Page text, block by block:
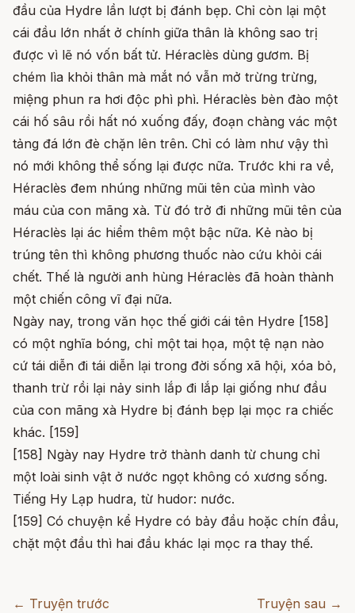
đầu của Hydre lần lượt bị đánh bẹp. Chỉ còn lại một
cái đầu lớn nhất ở chính giữa thân là không sao trị
được vì lẽ nó vốn bất tử. Héraclès dùng gươm. Bị
chém lìa khỏi thân mà mắt nó vẫn mở trừng trừng,
miệng phun ra hơi độc phì phì. Héraclès bèn đào một
cái hố sâu rồi hất nó xuống đấy, đoạn chàng vác một
tảng đá lớn đè chặn lên trên. Chỉ có làm như vậy thì
nó mới không thể sống lại được nữa. Trước khi ra về,
Héraclès đem nhúng những mũi tên của mình vào
máu của con mãng xà. Từ đó trở đi những mũi tên của
Héraclès lại ác hiểm thêm một bậc nữa. Kẻ nào bị
trúng tên thì không phương thuốc nào cứu khỏi cái
chết. Thế là người anh hùng Héraclès đã hoàn thành
một chiến công vĩ đại nữa.
Ngày nay, trong văn học thế giới cái tên Hydre [158]
có một nghĩa bóng, chỉ một tai họa, một tệ nạn nào
cứ tái diễn đi tái diễn lại trong đời sống xã hội, xóa bỏ,
thanh trừ rồi lại nảy sinh lắp đi lắp lại giống như đầu
của con mãng xà Hydre bị đánh bẹp lại mọc ra chiếc
khác. [159]
[158] Ngày nay Hydre trở thành danh từ chung chỉ
một loài sinh vật ở nước ngọt không có xương sống.
Tiếng Hy Lạp hudra, từ hudor: nước.
[159] Có chuyện kể Hydre có bảy đầu hoặc chín đầu,
chặt một đầu thì hai đầu khác lại mọc ra thay thế.
← Truyện trước Truyện sau →